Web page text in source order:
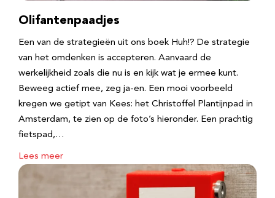
Olifantenpaadjes
Een van de strategieën uit ons boek Huh!? De strategie
van het omdenken is accepteren. Aanvaard de
werkelijkheid zoals die nu is en kijk wat je ermee kunt.
Beweeg actief mee, zeg ja-en. Een mooi voorbeeld
kregen we getipt van Kees: het Christoffel Plantijnpad in
Amsterdam, te zien op de foto’s hieronder. Een prachtig
fietspad,…
Lees meer